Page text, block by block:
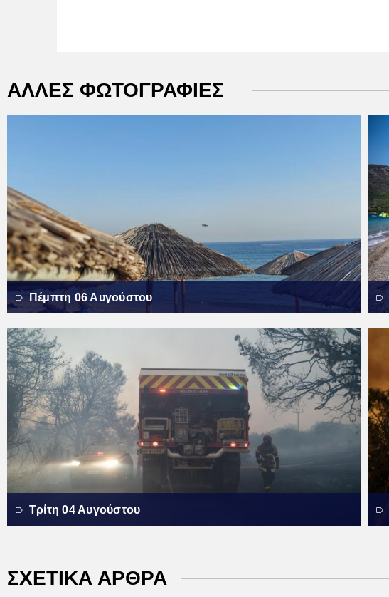
ΑΛΛΕΣ ΦΩΤΟΓΡΑΦΙΕΣ
Πέμπτη 06 Αυγούστου
Τρίτη 04 Αυγούστου
ΣΧΕΤΙΚΑ ΑΡΘΡΑ